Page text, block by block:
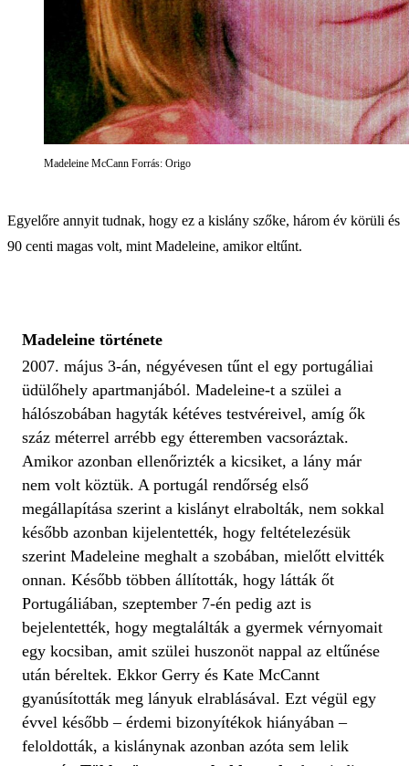
Madeleine McCann Forrás: Origo
Egyelőre annyit tudnak, hogy ez a kislány szőke, három év körüli és
90 centi magas volt, mint Madeleine, amikor eltűnt.
Madeleine története
2007. május 3-án, négyévesen tűnt el egy portugáliai
üdülőhely apartmanjából. Madeleine-t a szülei a
hálószobában hagyták kétéves testvéreivel, amíg ők
száz méterrel arrébb egy étteremben vacsoráztak.
Amikor azonban ellenőrizték a kicsiket, a lány már
nem volt köztük. A portugál rendőrség első
megállapítása szerint a kislányt elrabolták, nem sokkal
később azonban kijelentették, hogy feltételezésük
szerint Madeleine meghalt a szobában, mielőtt elvitték
onnan. Később többen állították, hogy látták őt
Portugáliában, szeptember 7-én pedig azt is
bejelentették, hogy megtalálták a gyermek vérnyomait
egy kocsiban, amit szülei huszonöt nappal az eltűnése
után béreltek. Ekkor Gerry és Kate McCannt
gyanúsították meg lányuk elrablásával. Ezt végül egy
évvel később – érdemi bizonyítékok hiányában –
feloldották, a kislánynak azonban azóta sem lelik